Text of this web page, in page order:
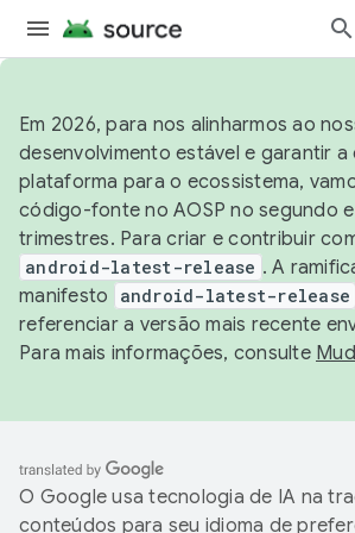
Em 2026, para nos alinharmos ao
desenvolvimento estável e garantir a
plataforma para o ecossistema,
código-fonte no AOSP no segundo
trimestres. Para criar e contribuir
android-latest-release . A
manifesto
android-latest-release
referenciar a versão mais recente
Para mais informações, consulte
O Google usa tecnologia de IA na
conteúdos para seu idioma de